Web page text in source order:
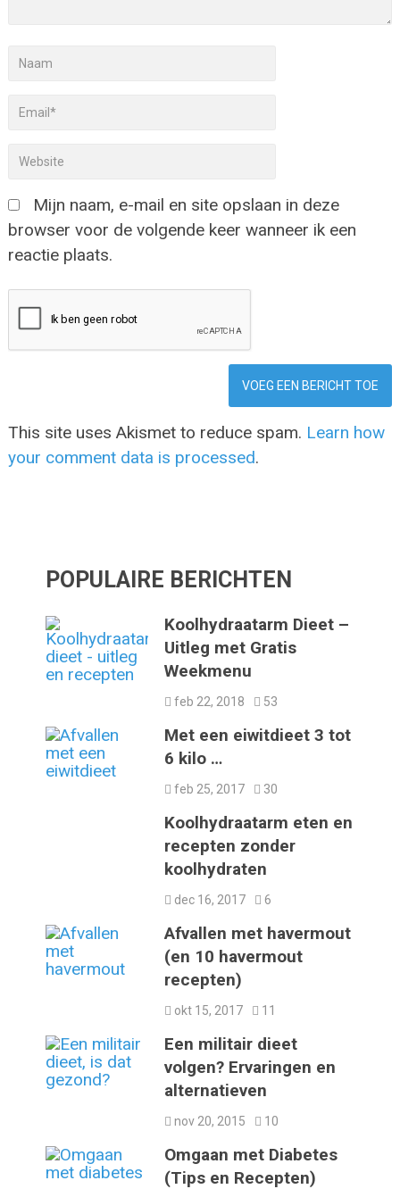
Mijn naam, e-mail en site opslaan in deze
browser voor de volgende keer wanneer ik een
reactie plaats.
This site uses Akismet to reduce spam. Learn how
your comment data is processed.
POPULAIRE BERICHTEN
Koolhydraatarm Dieet –
Uitleg met Gratis
Weekmenu
feb 22, 2018 53
Met een eiwitdieet 3 tot
6 kilo …
feb 25, 2017 30
Koolhydraatarm eten en
recepten zonder
koolhydraten
dec 16, 2017 6
Afvallen met havermout
(en 10 havermout
recepten)
okt 15, 2017 11
Een militair dieet
volgen? Ervaringen en
alternatieven
nov 20, 2015 10
Omgaan met Diabetes
(Tips en Recepten)